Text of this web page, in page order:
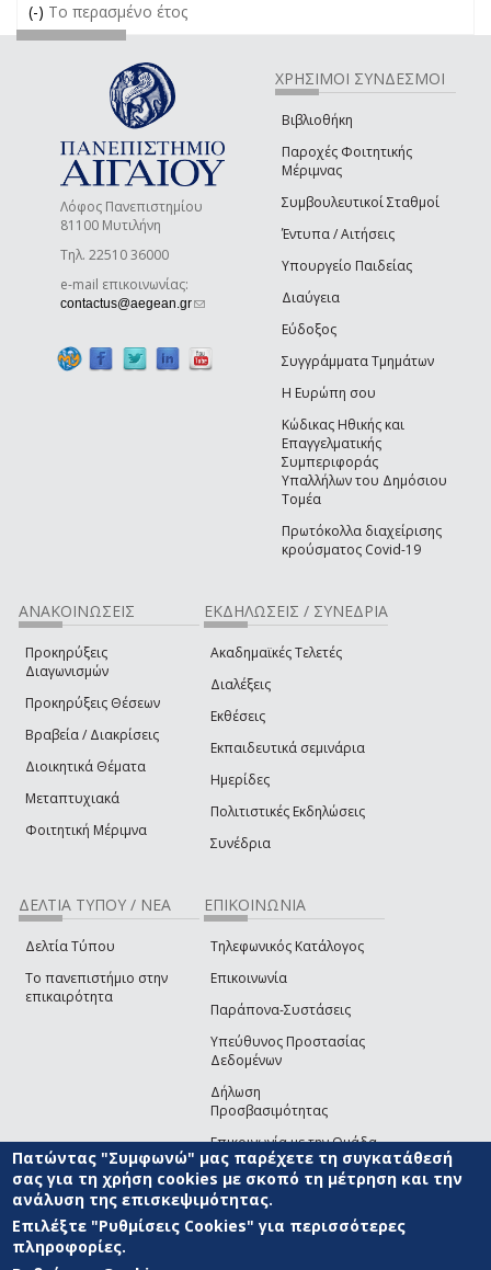
(-) Remove Το περασμένο έτος filter
Το περασμένο έτος
Λόφος Πανεπιστημίου
81100 Μυτιλήνη
Τηλ. 22510 36000
e-mail επικοινωνίας:
contactus@aegean.gr(link sends e-mail)
ΧΡΗΣΙΜΟΙ ΣΥΝΔΕΣΜΟΙ
Βιβλιοθήκη
Παροχές Φοιτητικής
Μέριμνας
Συμβουλευτικοί Σταθμοί
Έντυπα / Αιτήσεις
Υπουργείο Παιδείας
Διαύγεια
Εύδοξος
Συγγράμματα Τμημάτων
Η Ευρώπη σου
Κώδικας Ηθικής και
Επαγγελματικής
Συμπεριφοράς
Υπαλλήλων του Δημόσιου
Τομέα
Πρωτόκολλα διαχείρισης
κρούσματος Covid-19
ΑΝΑΚΟΙΝΩΣΕΙΣ
Προκηρύξεις
Διαγωνισμών
Προκηρύξεις Θέσεων
Βραβεία / Διακρίσεις
Διοικητικά Θέματα
Μεταπτυχιακά
Φοιτητική Μέριμνα
ΕΚΔΗΛΩΣΕΙΣ / ΣΥΝΕΔΡΙΑ
Ακαδημαϊκές Τελετές
Διαλέξεις
Εκθέσεις
Εκπαιδευτικά σεμινάρια
Ημερίδες
Πολιτιστικές Εκδηλώσεις
Συνέδρια
ΔΕΛΤΙΑ ΤΥΠΟΥ / ΝΕΑ
Δελτία Τύπου
Το πανεπιστήμιο στην
επικαιρότητα
ΕΠΙΚΟΙΝΩΝΙΑ
Τηλεφωνικός Κατάλογος
Επικοινωνία
Παράπονα-Συστάσεις
Υπεύθυνος Προστασίας
Δεδομένων
Δήλωση
Προσβασιμότητας
Επικοινωνία με την Ομάδα
Ανάπτυξης του site(link sends e-mail)
© ΠΑΝΕΠΙΣΤΗΜΙΟ ΑΙΓΑΙΟΥ ΟΡΟΙ ΧΡΗΣΗΣ
ΑΝΑΠΤΥΞΗΣ
Πατώντας "Συμφωνώ" μας παρέχετε τη συγκατάθεσή
σας για τη χρήση cookies με σκοπό τη μέτρηση και την
ανάλυση της επισκεψιμότητας.
Επιλέξτε "Ρυθμίσεις Cookies" για περισσότερες
πληροφορίες.